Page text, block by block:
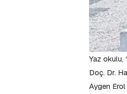
Yaz okulu,
Doç. Dr.
Aygen